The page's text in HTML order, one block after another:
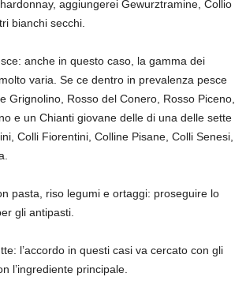
aggiungerei Gewurztramine, Collio
bianchi secchi.
: anche in questo caso, la gamma dei
varia. Se ce dentro in prevalenza pesce
Grignolino, Rosso del Conero, Rosso Piceno,
e un Chianti giovane delle di una delle sette
Colli Fiorentini, Colline Pisane, Colli Senesi,
pasta, riso legumi e ortaggi: proseguire lo
gli antipasti.
l’accordo in questi casi va cercato con gli
l’ingrediente principale.